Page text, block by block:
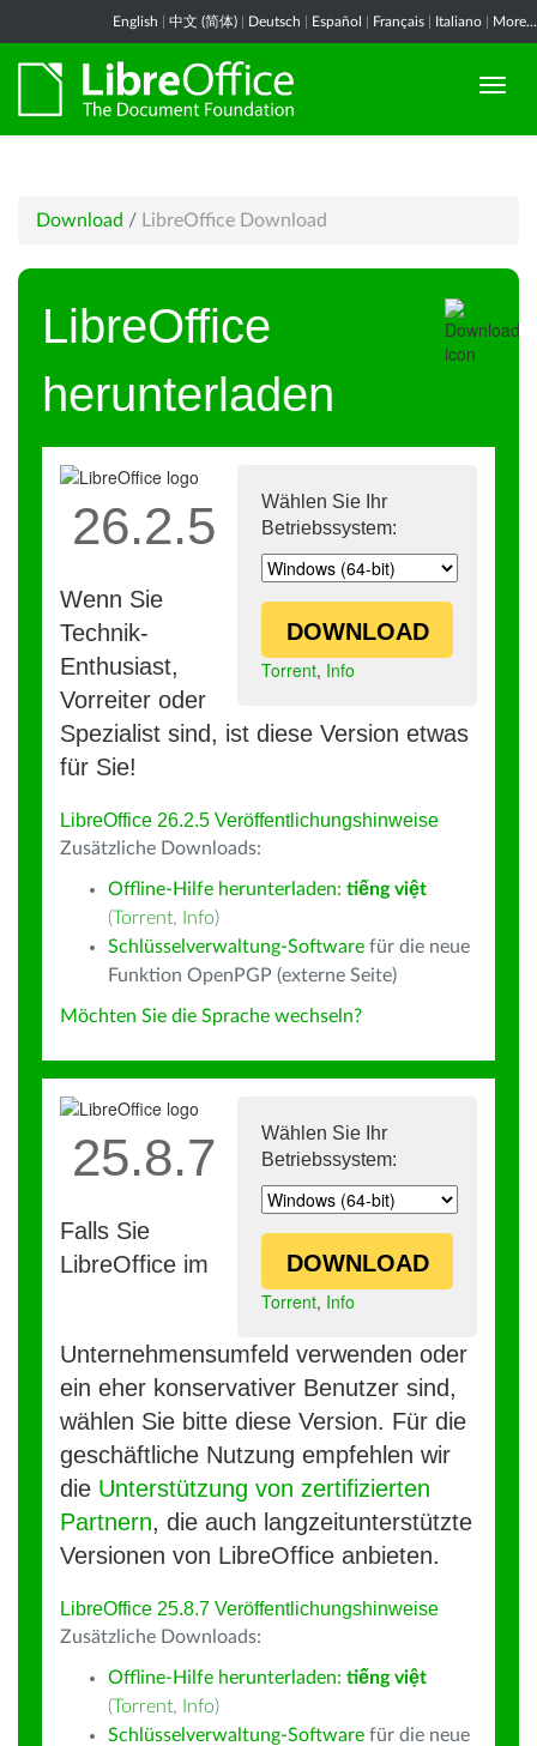
English 中文 (简体) Deutsch Español Français Italiano More...
Download / LibreOffice Download
LibreOffice
herunterladen
Wählen Sie Ihr
Betriebssystem:
DOWNLOAD
Torrent, Info
26.2.5
Wenn Sie
Technik-
Enthusiast,
Vorreiter oder
Spezialist sind, ist diese Version etwas
für Sie!
LibreOffice 26.2.5 Veröffentlichungshinweise
Zusätzliche Downloads:
Offline-Hilfe herunterladen: tiếng việt
(Torrent, Info)
Schlüsselverwaltung-Software für die neue
Funktion OpenPGP (externe Seite)
Möchten Sie die Sprache wechseln?
Wählen Sie Ihr
Betriebssystem:
DOWNLOAD
Torrent, Info
25.8.7
Falls Sie
LibreOffice im
Unternehmensumfeld verwenden oder
ein eher konservativer Benutzer sind,
wählen Sie bitte diese Version. Für die
geschäftliche Nutzung empfehlen wir
die Unterstützung von zertifizierten
Partnern, die auch langzeitunterstützte
Versionen von LibreOffice anbieten.
LibreOffice 25.8.7 Veröffentlichungshinweise
Zusätzliche Downloads:
Offline-Hilfe herunterladen: tiếng việt
(Torrent, Info)
Schlüsselverwaltung-Software für die neue